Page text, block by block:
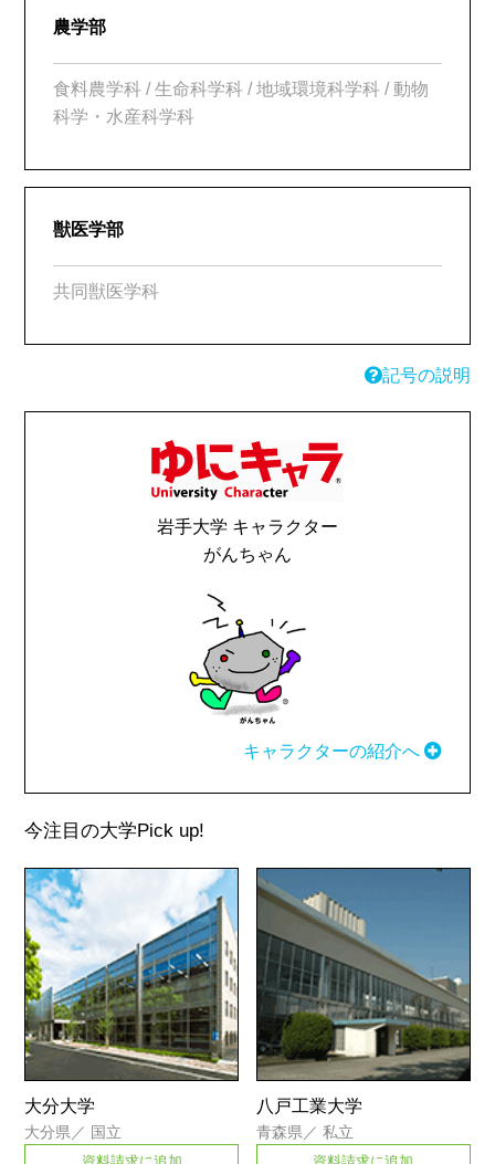
農学部
食料農学科 / 生命科学科 / 地域環境科学科 / 動物
科学・水産科学科
獣医学部
共同獣医学科
記号の説明
岩手大学 キャラクター
がんちゃん
キャラクターの紹介へ
今注目の大学Pick up!
大分大学
大分県／ 国立
八戸工業大学
青森県／私立